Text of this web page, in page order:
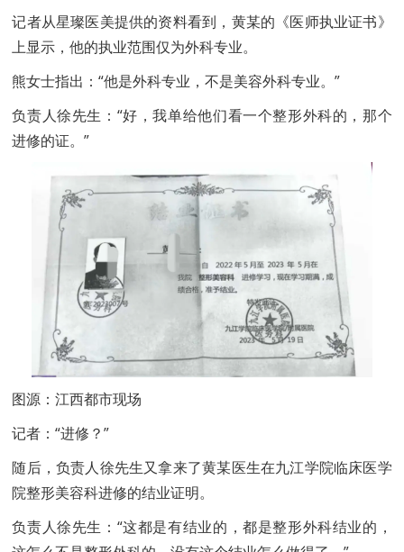
记者从星璨医美提供的资料看到，黄某的《医师执业证书》
上显示，他的执业范围仅为外科专业。
熊女士指出：“他是外科专业，不是美容外科专业。”
负责人徐先生：“好，我单给他们看一个整形外科的，那个
进修的证。”
图源：江西都市现场
记者：“进修？”
随后，负责人徐先生又拿来了黄某医生在九江学院临床医学
院整形美容科进修的结业证明。
负责人徐先生：“这都是有结业的，都是整形外科结业的，